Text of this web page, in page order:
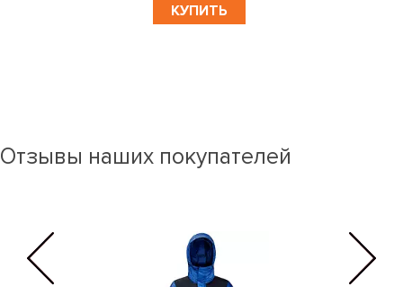
КУПИТЬ
Отзывы наших покупателей